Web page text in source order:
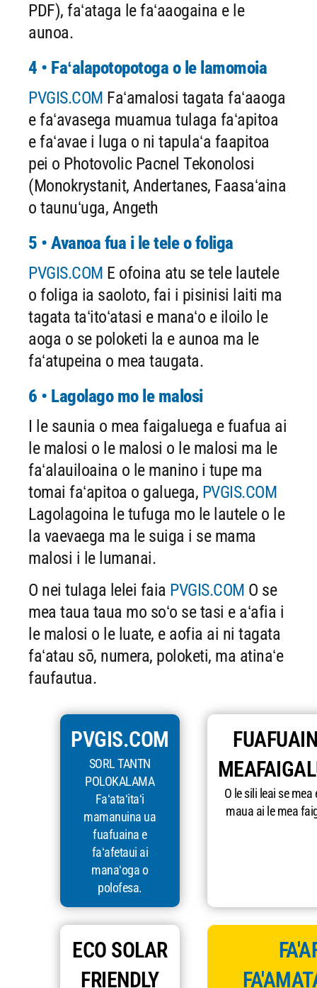
PDF), faʻataga le faʻaaogaina e le
aunoa.
4 • Faʻalapotopotoga o le lamomoia
PVGIS.COM Faʻamalosi tagata faʻaaoga
e faʻavasega muamua tulaga faʻapitoa
e faʻavae i luga o ni tapulaʻa faapitoa
pei o Photovolic Pacnel Tekonolosi
(Monokrystanit, Andertanes, Faasaʻaina
o taunuʻuga, Angeth
5 • Avanoa fua i le tele o foliga
PVGIS.COM E ofoina atu se tele lautele
o foliga ia saoloto, fai i pisinisi laiti ma
tagata taʻitoʻatasi e manaʻo e iloilo le
aoga o se poloketi la e aunoa ma le
faʻatupeina o mea taugata.
6 • Lagolago mo le malosi
I le saunia o mea faigaluega e fuafua ai
le malosi o le malosi o le malosi ma le
faʻalauiloaina o le manino i tupe ma
tomai faʻapitoa o galuega, PVGIS.COM
Lagolagoina le tufuga mo le lautele o le
la vaevaega ma le suiga i se mama
malosi i le lumanai.
O nei tulaga lelei faia PVGIS.COM O se
mea taua taua mo soʻo se tasi e aʻafia i
le malosi o le luate, e aofia ai ni tagata
faʻatau sō, numera, poloketi, ma atinaʻe
faufautua.
PVGIS.COM
SORL TANTN
POLOKALAMA
Faʻataʻitaʻi
mamanuina ua
fuafuaina e
faʻafetaui ai
manaʻoga o
polofesa.
O le sili leai se mea
maua ai le mea
ECO SOLAR
FRIENDLY